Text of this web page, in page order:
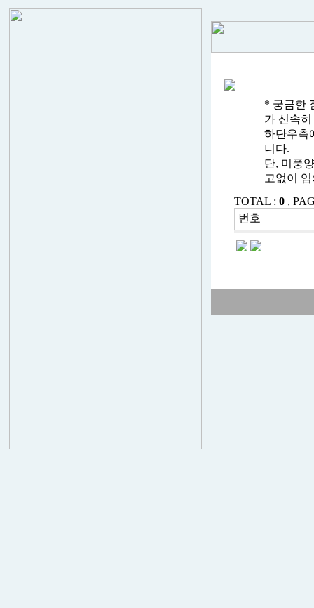
* 궁금한
가 신속
하단우측
니다.
단, 미풍
고없이
TOTAL : 0,
번호